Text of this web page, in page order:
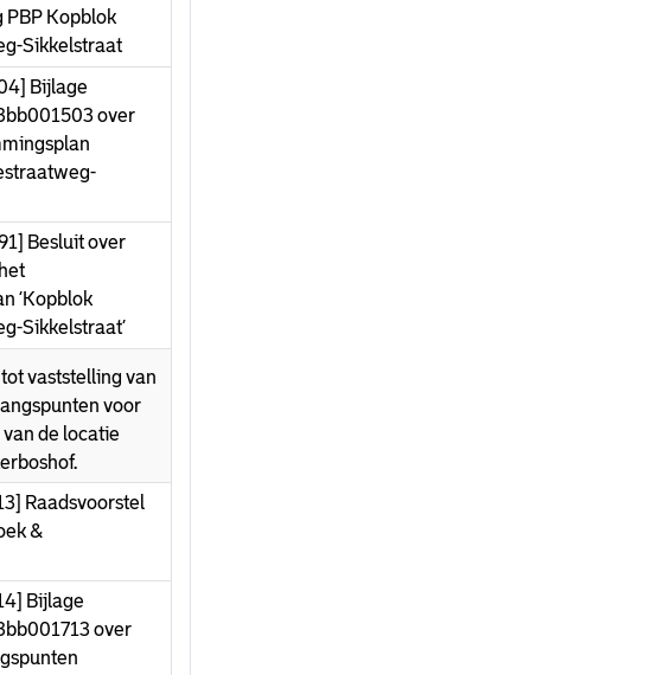
PBP Kopblok
Sikkelstraat
Bijlage
over
Besluit over
‘Kopblok
Sikkelstraat’
vaststelling van
voor
de locatie
Raadsvoorstel
&
Bijlage
over